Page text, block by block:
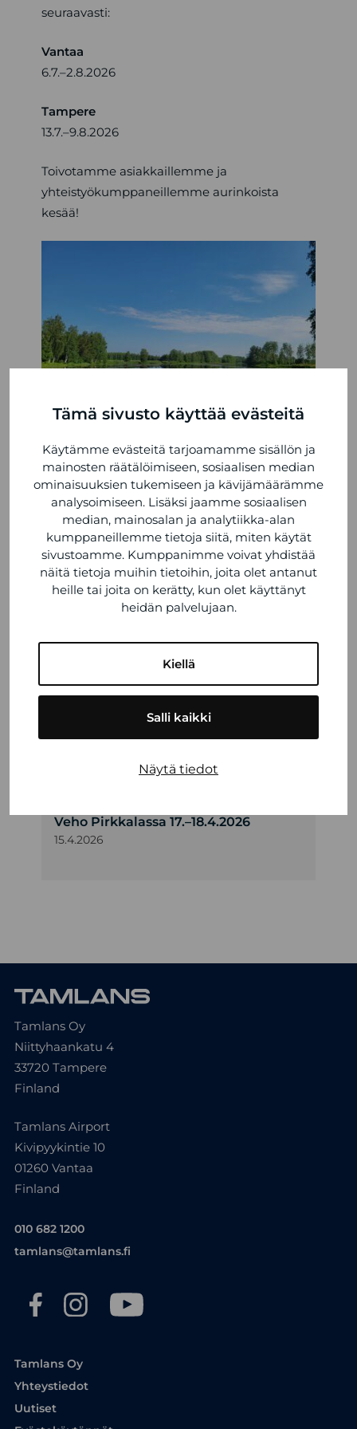
Tämä sivusto käyttää evästeitä
Käytämme evästeitä tarjoamamme sisällön ja
mainosten räätälöimiseen, sosiaalisen median
ominaisuuksien tukemiseen ja kävijämäärämme
analysoimiseen. Lisäksi jaamme sosiaalisen
median, mainosalan ja analytiikka-alan
kumppaneillemme tietoja siitä, miten käytät
sivustoamme. Kumppanimme voivat yhdistää
näitä tietoja muihin tietoihin, joita olet antanut
heille tai joita on kerätty, kun olet käyttänyt
heidän palvelujaan.
Kiellä
Salli kaikki
Näytä tiedot
seuraavasti:
Vantaa
6.7.–2.8.2026
Tampere
13.7.–9.8.2026
Toivotamme asiakkaillemme ja
yhteistyökumppaneillemme aurinkoista
kesää!
VIIMEISIMMÄT ARTIKKELIT
Kesän 2026 poikkeusaukioloajat
6.7.2026
UUTUUS: Kia PV5 Tamlans MEGA -
Tamlans Ford -kevätkiertue 2026
Veho Pirkkalassa 17.–18.4.2026
15.4.2026
Tamlans Oy
Niittyhaankatu 4
33720 Tampere
Finland
Tamlans Airport
Kivipyykintie 10
01260 Vantaa
Finland
010 682 1200
tamlans@tamlans.fi
Tamlans Oy
Yhteystiedot
Uutiset